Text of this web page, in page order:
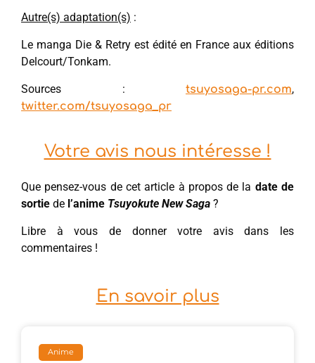
Autre(s) adaptation(s) :
Le manga Die & Retry est édité en France aux éditions
Delcourt/Tonkam.
Sources : tsuyosaga-pr.com,
twitter.com/tsuyosaga_pr
Votre avis nous intéresse !
Que pensez-vous de cet article à propos de la date de
sortie de l’anime Tsuyokute New Saga ?
Libre à vous de donner votre avis dans les
commentaires !
En savoir plus
Anime